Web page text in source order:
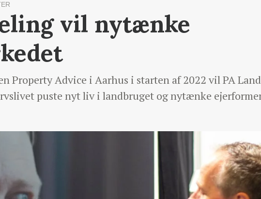
vil nytænke
Property Advice i Aarhus i starten af 2022 vil PA
puste nyt liv i landbruget og nytænke